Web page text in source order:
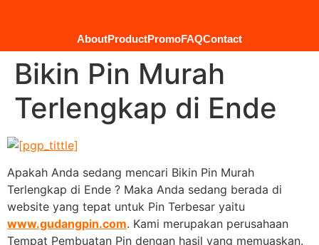
AboutProductPromoFAQContact
Bikin Pin Murah
Terlengkap di Ende
Apakah Anda sedang mencari Bikin Pin Murah
Terlengkap di Ende ? Maka Anda sedang berada di
website yang tepat untuk Pin Terbesar yaitu
www.gudangpin.com. Kami merupakan perusahaan
Tempat Pembuatan Pin dengan hasil yang memuaskan.